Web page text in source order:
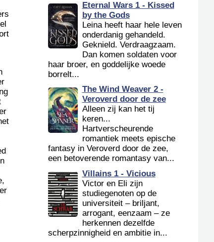
Eternal Wars 1 - Kissed
by the Gods
Leina heeft haar hele leven
onderdanig gehandeld.
Geknield. Verdraagzaam.
Dan komen soldaten voor
haar broer, en goddelijke woede
borrelt...
The Wind Weaver 2 -
Veroverd door de zee
Alleen zij kan het tij
keren...
Hartverscheurende
romantiek meets epische
fantasy in Veroverd door de zee,
een betoverende romantasy van...
Villains 1 - Vicious
Victor en Eli zijn
studiegenoten op de
universiteit – briljant,
arrogant, eenzaam – ze
herkennen dezelfde
scherpzinnigheid en ambitie in...